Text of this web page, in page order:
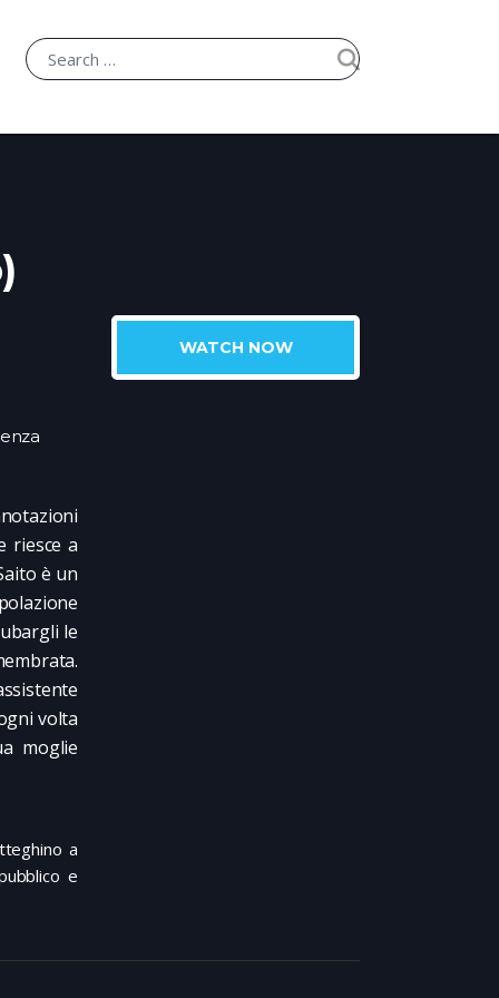
WATCH NOW
riesce a
è un
le
volta
moglie
a
e